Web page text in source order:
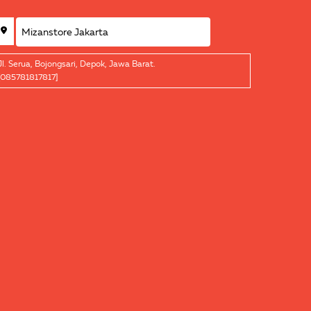
Serua, Bojongsari, Depok, Jawa Barat.
[085781817817]